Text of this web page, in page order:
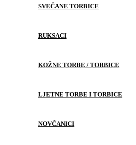
SVEČANE TORBICE
RUKSACI
KOŽNE TORBE / TORBICE
LJETNE TORBE I TORBICE
NOVČANICI